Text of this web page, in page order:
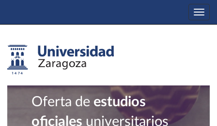
Oferta de estudios
oficiales universitarios